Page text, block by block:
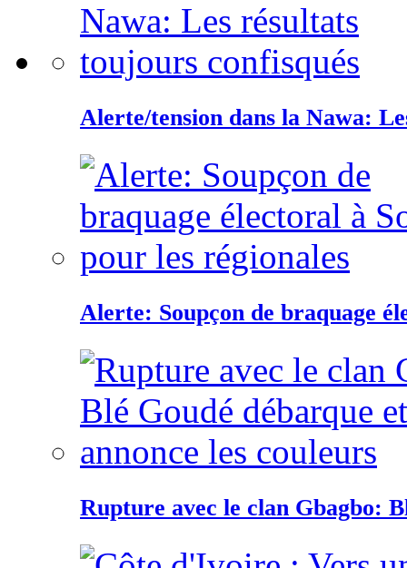
Alerte/tension dans la Nawa:
Alerte: Soupçon de braquage
Rupture avec le clan Gbagbo: